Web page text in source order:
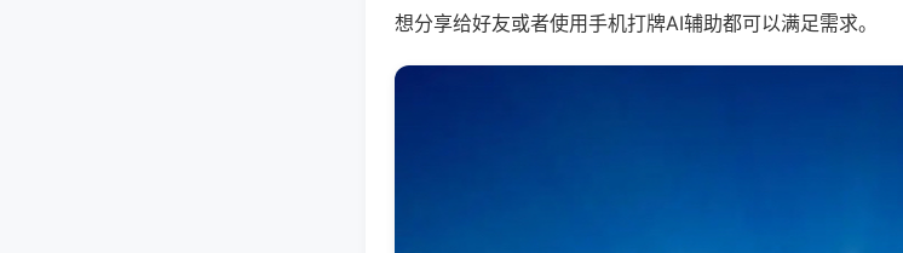
想分享给好友或者使用手机打牌AI辅助都可以满足需求。